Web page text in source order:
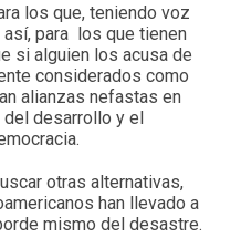
los que, teniendo voz
así, para los que tienen
si alguien los acusa de
considerados como
alianzas nefastas en
desarrollo y el
otras alternativas,
han llevado a
mismo del desastre.